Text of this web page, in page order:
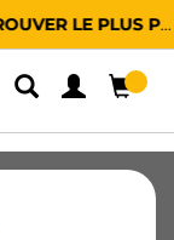
LE PLUS PROCHE